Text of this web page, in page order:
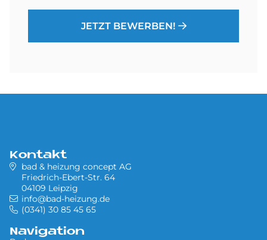
JETZT BEWERBEN!
Kontakt
bad & heizung concept AG
Friedrich-Ebert-Str. 64
04109 Leipzig
info@bad-heizung.de
(0341) 30 85 45 65
Navigation